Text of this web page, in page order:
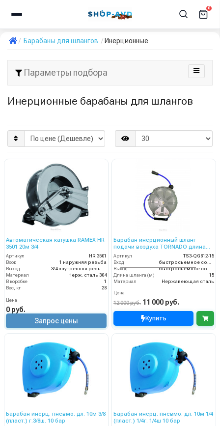
0
Барабаны для шлангов Инерционные
Параметры подбора
Инерционные барабаны для шлангов
Автоматическая катушка RAMEX HR
3501 20м 3/4
Артикул
HR 3501
Вход
1 наружняя резьба
Выход
Материал
Нерж. сталь 304
В коробке
1
Вес, кг
28
Цена
0 руб.
Запрос цены
Барабан инерционный шланг
подачи воздуха TORNADO длина
шланга для намотки – 15м
Артикул
TS3-QG812-15
Вход
Выход
Длина шланга (м)
15
Материал
Нержавеющая сталь
Цена
12 000 руб. 11 000 руб.
Купить
Барабан инерц. пневмо. дл. 10м 3/8
(пласт.) г.3/8ш. 10 бар
Барабан инерц. пневмо. дл. 10м 1/4
(пласт.) 1/4г. 1/4ш 10 бар